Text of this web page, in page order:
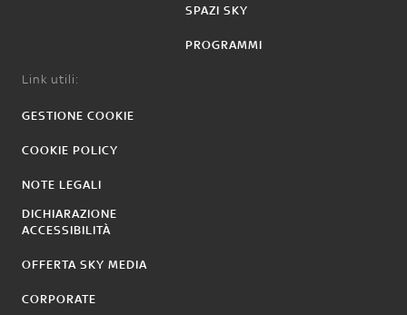
SPAZI SKY
PROGRAMMI
Link utili:
GESTIONE COOKIE
COOKIE POLICY
NOTE LEGALI
DICHIARAZIONE
ACCESSIBILITÀ
OFFERTA SKY MEDIA
CORPORATE